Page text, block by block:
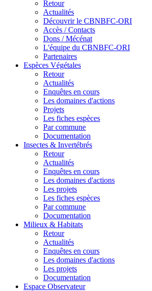
Retour
Actualités
Découvrir le CBNBFC-ORI
Accès / Contacts
Dons / Mécénat
L'équipe du CBNBFC-ORI
Partenaires
Espèces Végétales
Retour
Actualités
Enquêtes en cours
Les domaines d'actions
Projets
Les fiches espèces
Par commune
Documentation
Insectes & Invertébrés
Retour
Actualités
Enquêtes en cours
Les domaines d'actions
Les projets
Les fiches espèces
Par commune
Documentation
Milieux & Habitats
Retour
Actualités
Enquêtes en cours
Les domaines d'actions
Les projets
Documentation
Espace Observateur